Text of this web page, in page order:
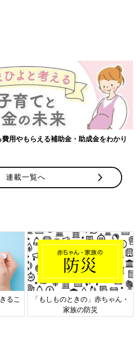
用やもらえる補助金・助成金をわかり
連載一覧へ
るこ
「もしものときの」赤ちゃん・
家族の防災